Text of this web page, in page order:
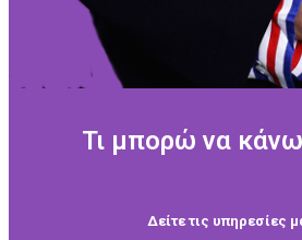
Τι μπορώ να
Δείτε τις υπηρεσίες